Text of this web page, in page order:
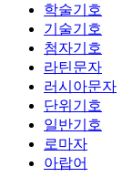
학술기호
기술기호
첨자기호
라틴문자
러시아문자
단위기호
일반기호
로마자
아랍어